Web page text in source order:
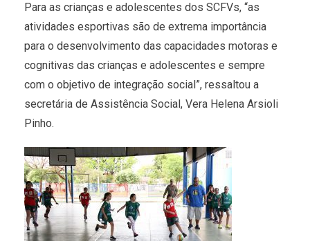
Para as crianças e adolescentes dos SCFVs, “as
atividades esportivas são de extrema importância
para o desenvolvimento das capacidades motoras e
cognitivas das crianças e adolescentes e sempre
com o objetivo de integração social”, ressaltou a
secretária de Assistência Social, Vera Helena Arsioli
Pinho.